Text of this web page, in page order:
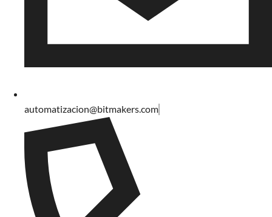
automatizacion@bitmakers.com